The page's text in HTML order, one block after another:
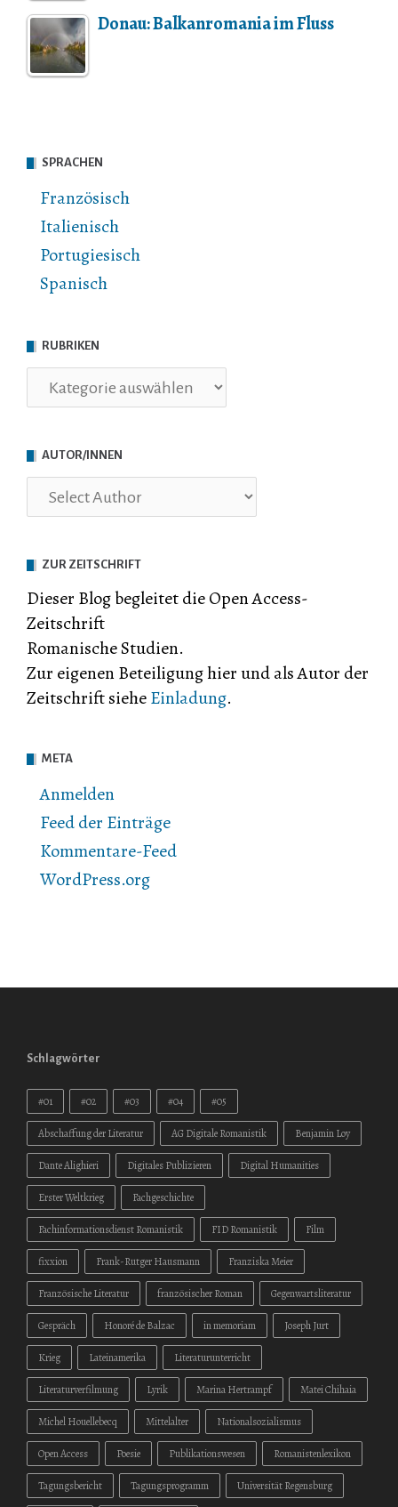
Donau: Balkanromania im Fluss
SPRACHEN
Französisch
Italienisch
Portugiesisch
Spanisch
RUBRIKEN
Rubriken
AUTOR/INNEN
ZUR ZEITSCHRIFT
Dieser Blog begleitet die Open Access-
Zeitschrift
Romanische Studien.
Zur eigenen Beteiligung hier und als Autor der
Zeitschrift sieheEinladung.
META
Anmelden
Feed der Einträge
Kommentare-Feed
WordPress.org
Schlagwörter
#01 #02 #03 #04 #05
Abschaffung der Literatur AG Digitale Romanistik Benjamin Loy
Dante Alighieri Digitales Publizieren Digital Humanities
Erster Weltkrieg Fachgeschichte
Fachinformationsdienst Romanistik FID Romanistik Film
fixxion Frank-Rutger Hausmann Franziska Meier
Französische Literatur französischer Roman Gegenwartsliteratur
Gespräch Honoré de Balzac in memoriam Joseph Jurt
Krieg Lateinamerika Literaturunterricht
Literaturverfilmung Lyrik Marina Hertrampf Matei Chihaia
Michel Houellebecq Mittelalter Nationalsozialismus
Open Access Poesie Publikationswesen Romanistenlexikon
Tagungsbericht Tagungsprogramm Universität Regensburg